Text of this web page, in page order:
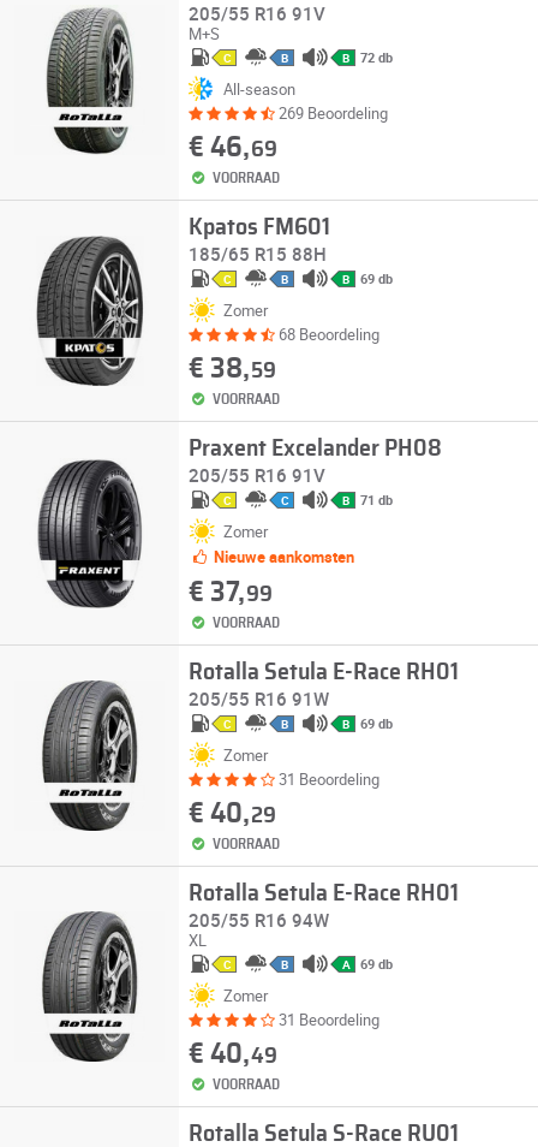
205/55 R16 91V
M+S
C B B 72 db
All-season
269 Beoordeling
€ 46,69
VOORRAAD
Kpatos FM601
185/65 R15 88H
C B B 69 db
Zomer
68 Beoordeling
€ 38,59
VOORRAAD
Praxent Excelander PH08
205/55 R16 91V
C C B 71 db
Zomer
Nieuwe aankomsten
€ 37,99
VOORRAAD
Rotalla Setula E-Race RH01
205/55 R16 91W
C B B 69 db
Zomer
31 Beoordeling
€ 40,29
VOORRAAD
Rotalla Setula E-Race RH01
205/55 R16 94W
XL
C B A 69 db
Zomer
31 Beoordeling
€ 40,49
VOORRAAD
Rotalla Setula S-Race RU01